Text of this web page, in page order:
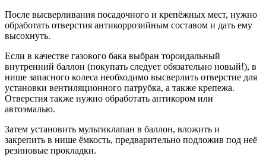
После высверливания посадочного и крепёжных мест, нужно
обработать отверстия антикоррозийным составом и дать ему
высохнуть.
Если в качестве газового бака выбран тороидальный
внутренний баллон (покупать следует обязательно новый!), в
нише запасного колеса необходимо высверлить отверстие для
установки вентиляционного патрубка, а также крепежа.
Отверстия также нужно обработать антикором или
автоэмалью.
Затем установить мультиклапан в баллон, вложить и
закрепить в нише ёмкость, предварительно подложив под неё
резиновые прокладки.